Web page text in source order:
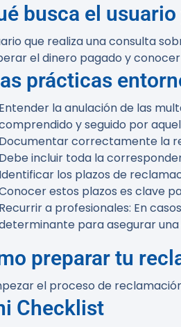
busca el
que realiza una consulta
el dinero pagado y
prácticas
Entender la anulación de las
y seguido por
Documentar correctamente la
Debe incluir toda la
Identificar los plazos de
estos plazos es clave
Recurrir a profesionales: En
para asegurar
preparar tu
el proceso de
Checklist